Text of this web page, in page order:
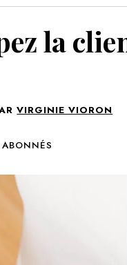
la
VIRGINIE VIORON
ABONNÉS